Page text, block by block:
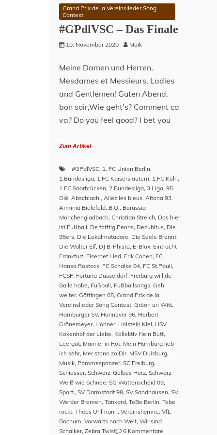
Grand Prix de la Vereinslieder Song
Contest
#GPdlVSC – Das Finale
10. November 2020 Maik
Meine Damen und Herren,
Mesdames et Messieurs, Ladies
and Gentlemen! Guten Abend,
bon soir,Wie geht’s? Comment ca
va? Do you feel good? I bet you
Zum Artikel
#GPdlVSC, 1. FC Union Berlin,
1.Bundesliga, 1.FC Kaiserslautern, 1.FC Köln,
1.FC Saarbrücken, 2.Bundesliga, 3.Liga, 95
Olé, Abschlach!, Allez les bleus, Altona 93,
Arminia Bielefeld, B.O., Borussia
Mönchengladbach, Christian Streich, Das hier
ist Fußball, De fofftig Penns, Decubitus, Die
95ers, Die Lokalmatadore, Die Seele Brennt,
Die Walter Elf, DJ B-Phisto, E-Blox, Eintracht
Frankfurt, Eisernet Lied, Erik Cohen, FC
Hansa Rostock, FC Schalke 04, FC St.Pauli,
FCSP, Fortuna Düsseldorf, Freiburg will de
Balle habe, Fußball, Fußballsongs, Geh
weiter, Göttingen 05, Grand Prix de la
Vereinslieder Song Contest, Gröön un Witt,
Hamburger SV, Hannover 96, Herbert
Grönemeyer, Höhner, Holstein Kiel, HSV,
Kokenhof der Liebe, Kollektiv Hein Butt,
Leergut, Männer in Rot, Mein Hamburg lieb
ich sehr, Mer stonn zo Dir, MSV Duisburg,
Musik, Pommespanzer, SC Freiburg,
Schiesser, Schwarz-Gelbes Herz, Schwarz-
Weiß wie Schnee, SG Wattenscheid 09,
Sporti, SV Darmstadt 98, SV Sandhausen, SV
Werder Bremen, Tankard, TeBe Berlin, Tebe
rockt, Thees Uhlmann, Vereinshymne, VfL
Bochum, Vorwärts nach Weit, Wir sind
Schalker, Zebra Twist 6 Kommentare